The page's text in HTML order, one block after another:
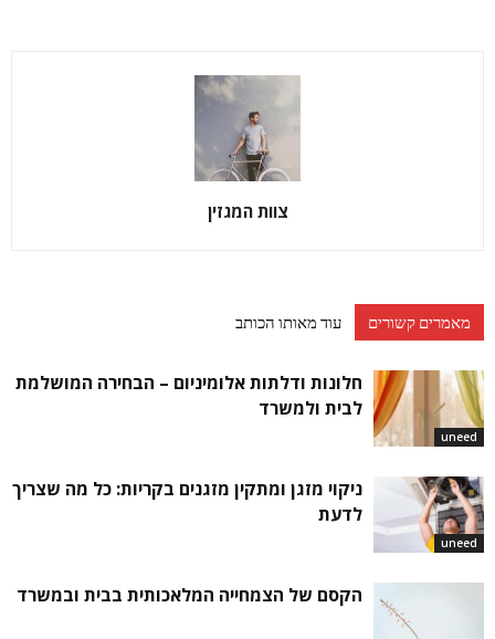
צוות המגזין
מאמרים קשורים עוד מאותו הכותב
uneed
חלונות ודלתות אלומיניום – הבחירה המושלמת
לבית ולמשרד
uneed
ניקוי מזגן ומתקין מזגנים בקריות: כל מה שצריך
לדעת
הקסם של הצמחייה המלאכותית בבית ובמשרד